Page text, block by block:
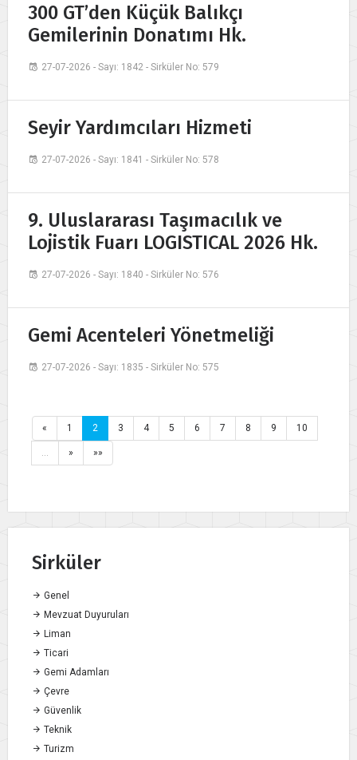
300 GT’den Küçük Balıkçı
Gemilerinin Donatımı Hk.
27-07-2026 - Sayı: 1842 - Sirküler No: 579
Seyir Yardımcıları Hizmeti
27-07-2026 - Sayı: 1841 - Sirküler No: 578
9. Uluslararası Taşımacılık ve
Lojistik Fuarı LOGISTICAL 2026 Hk.
27-07-2026 - Sayı: 1840 - Sirküler No: 576
Gemi Acenteleri Yönetmeliği
27-07-2026 - Sayı: 1835 - Sirküler No: 575
« 1 2 3 4 5 6 7 8 9 10
» »»
Sirküler
Genel
Mevzuat Duyuruları
Liman
Ticari
Gemi Adamları
Çevre
Güvenlik
Teknik
Turizm